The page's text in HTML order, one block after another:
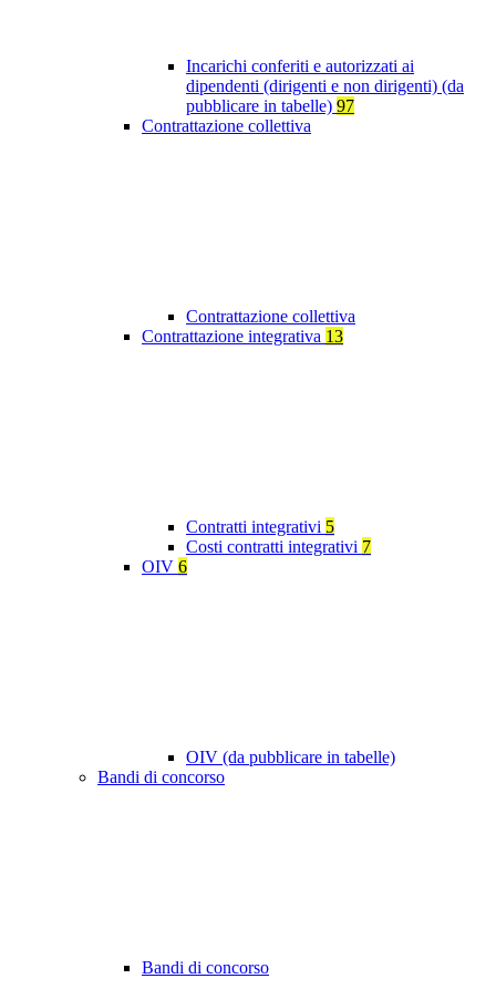
Incarichi conferiti e autorizzati ai
dipendenti (dirigenti e non dirigenti) (da
pubblicare in tabelle) 97
Contrattazione collettiva
Contrattazione collettiva
Contrattazione integrativa 13
Contratti integrativi 5
Costi contratti integrativi 7
OIV 6
OIV (da pubblicare in tabelle)
Bandi di concorso
Bandi di concorso